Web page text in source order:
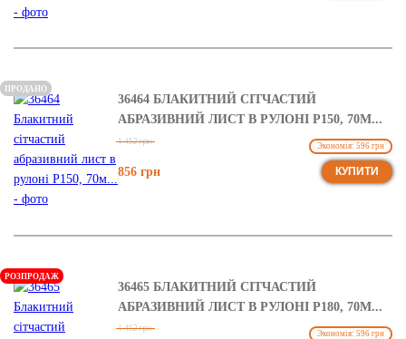
36464 БЛАКИТНИЙ СІТЧАСТИЙ
АБРАЗИВНИЙ ЛИСТ В РУЛОНІ Р150, 70М...
1 452 грн Экономія: 596 грн
856 грн КУПИТИ
ПРОДАНО
36465 БЛАКИТНИЙ СІТЧАСТИЙ
АБРАЗИВНИЙ ЛИСТ В РУЛОНІ Р180, 70М...
1 452 грн Экономія: 596 грн
РОЗПРОДАЖ